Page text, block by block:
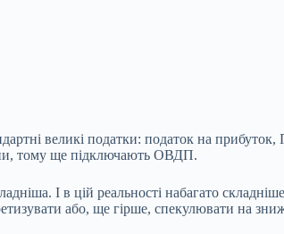
великі податки: податок на
тому ще підключають ОВДП.
І в цій реальності набагато
або, ще гірше, спекулювати на